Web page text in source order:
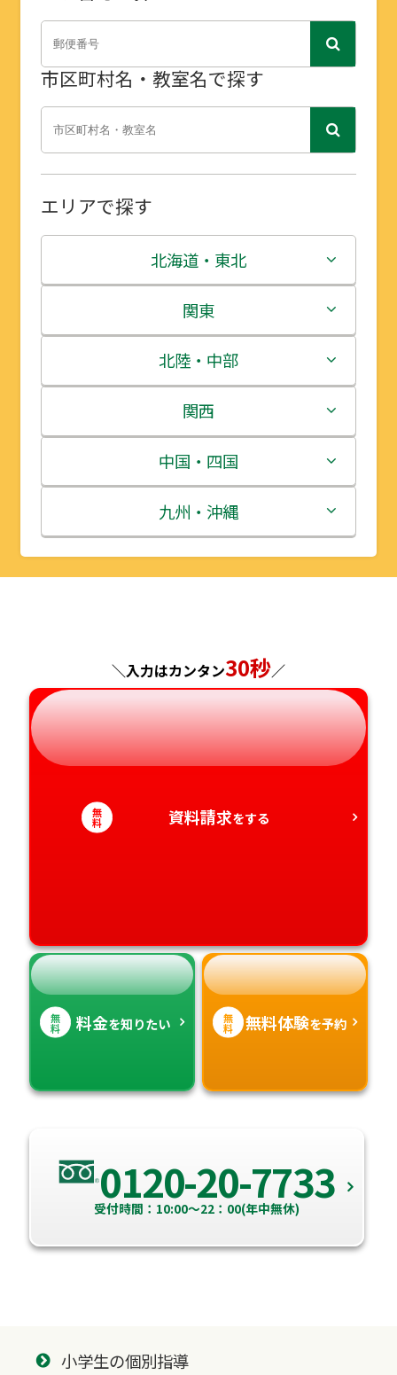
市区町村名・教室名で探す
エリアで探す
北海道・東北
北海道
青森県
岩手県
宮城県
秋田県
山形県
関東
茨城県
栃木県
群馬県
埼玉県
千葉県
北陸・中部
新潟県
富山県
石川県
福井県
岐阜県
静岡県
関西
三重県
滋賀県
京都府
奈良県
和歌山県
中国・四国
鳥取県
島根県
山口県
徳島県
香川県
九州・沖縄
福岡県
熊本県
大分県
宮崎県
＼入力はカンタン30秒／
無
料 資料請求をする
無
料 料金を知りたい 無
料 無料体験を予約
0120-20-7733
受付時間：10:00～22：00(年中無休)
小学生の個別指導